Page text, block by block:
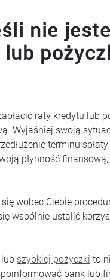
nie
raty kredytu lub
Wyjaśniej swoją
terminu
płynność
wobec Ciebie
wspólnie ustalić
szybkiej pożyczki to
bank lub